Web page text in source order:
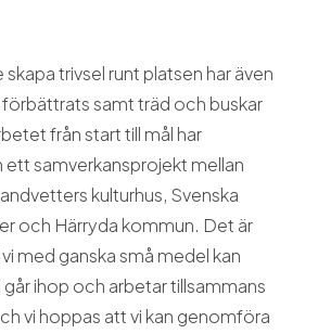
trivsel runt platsen har även
samt träd och buskar
från start till mål har
samverkansprojekt mellan
kulturhus, Svenska
och Härryda kommun. Det är
med ganska små medel kan
ihop och arbetar tillsammans
vi hoppas att vi kan genomföra